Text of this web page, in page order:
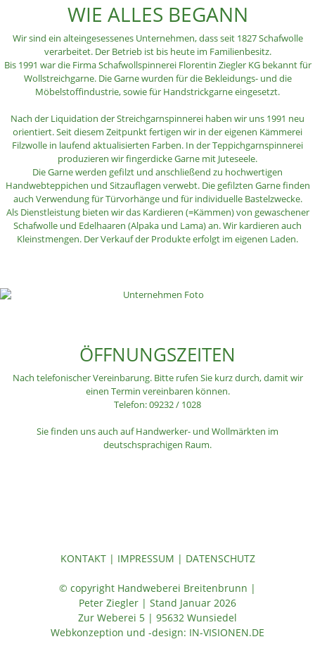
WIE ALLES BEGANN
Wir sind ein alteingesessenes Unternehmen, dass seit 1827 Schafwolle
verarbeitet. Der Betrieb ist bis heute im Familienbesitz.
Bis 1991 war die Firma Schafwollspinnerei Florentin Ziegler KG bekannt für
Wollstreichgarne. Die Garne wurden für die Bekleidungs- und die
Möbelstoffindustrie, sowie für Handstrickgarne eingesetzt.
Nach der Liquidation der Streichgarnspinnerei haben wir uns 1991 neu
orientiert. Seit diesem Zeitpunkt fertigen wir in der eigenen Kämmerei
Filzwolle in laufend aktualisierten Farben. In der Teppichgarnspinnerei
produzieren wir fingerdicke Garne mit Juteseele.
Die Garne werden gefilzt und anschließend zu hochwertigen
Handwebteppichen und Sitzauflagen verwebt. Die gefilzten Garne finden
auch Verwendung für Türvorhänge und für individuelle Bastelzwecke.
Als Dienstleistung bieten wir das Kardieren (=Kämmen) von gewaschener
Schafwolle und Edelhaaren (Alpaka und Lama) an. Wir kardieren auch
Kleinstmengen. Der Verkauf der Produkte erfolgt im eigenen Laden.
ÖFFNUNGSZEITEN
Nach telefonischer Vereinbarung. Bitte rufen Sie kurz durch, damit wir
einen Termin vereinbaren können.
Telefon: 09232 / 1028
Sie finden uns auch auf Handwerker- und Wollmärkten im
deutschsprachigen Raum.
KONTAKT | IMPRESSUM | DATENSCHUTZ
© copyright Handweberei Breitenbrunn |
Peter Ziegler | Stand Januar 2026
Zur Weberei 5 | 95632 Wunsiedel
Webkonzeption und -design: IN-VISIONEN.DE